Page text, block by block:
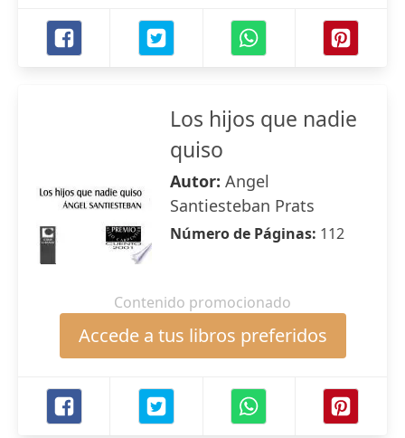
Los hijos que nadie
quiso
Autor: Angel
Santiesteban Prats
Número de Páginas: 112
Contenido promocionado
Accede a tus libros preferidos